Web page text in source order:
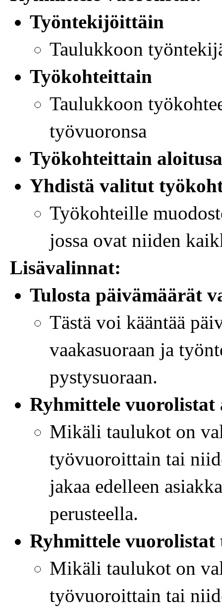
Työntekijöittäin
Taulukkoon
Työkohteittain
Taulukkoon
työvuoronsa
Työkohteittain
Yhdistä valitut
Työkohteille
jossa ovat niiden
Lisävalinnat:
Tulosta päivämäärät
Tästä voi kääntää
vaakasuoraan ja
pystysuoraan.
Ryhmittele
Mikäli taulukot on
työvuoroittain tai
jakaa edelleen
perusteella.
Ryhmittele
Mikäli taulukot on
työvuoroittain tai